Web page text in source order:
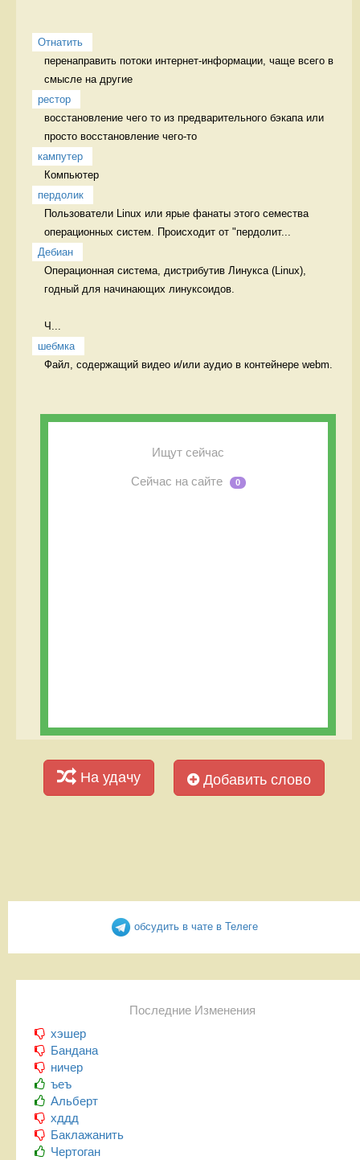
Отнатить
перенаправить потоки интернет-информации, чаще всего в
смысле на другие
рестор
восстановление чего то из предварительного бэкапа или
просто восстановление чего-то
кампутер
Компьютер
пердолик
Пользователи Linux или ярые фанаты этого семества
операционных систем. Происходит от "пердолит...
Дебиан
Операционная система, дистрибутив Линукса (Linux),
годный для начинающих линуксоидов.
Ч...
шебмка
Ищут сейчас
Сейчас на сайте 0
На удачу Добавить слово
обсудить в чате в Телеге
Последние Изменения
хэшер
Бандана
ничер
ъеъ
Альберт
хддд
Баклажанить
Чертоган